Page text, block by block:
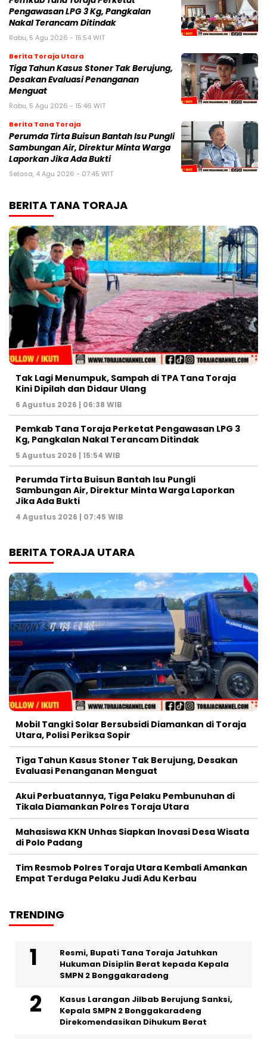
Pengawasan LPG 3 Kg, Pangkalan
Nakal Terancam Ditindak
Rabu, 5 Agu 2026 - 15:54 WIT
Berita Toraja Utara
Tiga Tahun Kasus Stoner Tak Berujung,
Desakan Evaluasi Penanganan
Menguat
Rabu, 5 Agu 2026 - 15:46 WIT
Berita Tana Toraja
Perumda Tirta Buisun Bantah Isu Pungli
Sambungan Air, Direktur Minta Warga
Laporkan Jika Ada Bukti
Selasa, 4 Agu 2026 - 07:45 WIT
BERITA TANA TORAJA
Tak Lagi Menumpuk, Sampah di TPA Tana Toraja
Kini Dipilah dan Didaur Ulang
6 Agustus 2026 | 06:38 WIB
Pemkab Tana Toraja Perketat Pengawasan LPG 3
Kg, Pangkalan Nakal Terancam Ditindak
5 Agustus 2026 | 15:54 WIB
Perumda Tirta Buisun Bantah Isu Pungli
Sambungan Air, Direktur Minta Warga Laporkan
Jika Ada Bukti
4 Agustus 2026 | 07:45 WIB
BERITA TORAJA UTARA
Mobil Tangki Solar Bersubsidi Diamankan di Toraja
Utara, Polisi Periksa Sopir
Tiga Tahun Kasus Stoner Tak Berujung, Desakan
Evaluasi Penanganan Menguat
Akui Perbuatannya, Tiga Pelaku Pembunuhan di
Tikala Diamankan Polres Toraja Utara
Mahasiswa KKN Unhas Siapkan Inovasi Desa Wisata
di Polo Padang
Tim Resmob Polres Toraja Utara Kembali Amankan
Empat Terduga Pelaku Judi Adu Kerbau
TRENDING
Resmi, Bupati Tana Toraja Jatuhkan
Hukuman Disiplin Berat kepada Kepala
SMPN 2 Bonggakaradeng
Kasus Larangan Jilbab Berujung Sanksi,
Kepala SMPN 2 Bonggakaradeng
Direkomendasikan Dihukum Berat